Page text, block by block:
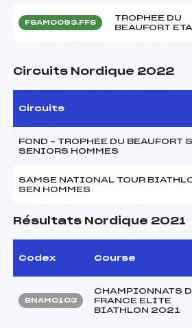
FSAM0093.FFS
TROPHEE DU
BEAUFORT
Circuits Nordique 2022
Circuits
FOND – TROPHEE DU BEAUFORT
SENIORS HOMMES
SAMSE NATIONAL TOUR
SEN HOMMES
Résultats Nordique 2021
Codex Course
BNAM0103
CHAMPIONNATS
FRANCE ELITE
BIATHLON 2021